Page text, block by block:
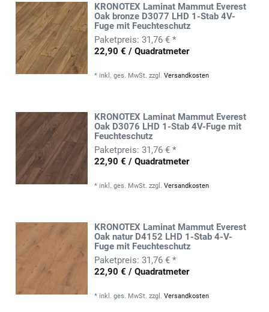
KRONOTEX Laminat Mammut Everest
Oak bronze D3077 LHD 1-Stab 4V-
Fuge mit Feuchteschutz
31,76 € *
22,90 € / Quadratmeter
* inkl. ges. MwSt. zzgl.Versandkosten
KRONOTEX Laminat Mammut Everest
Oak D3076 LHD 1-Stab 4V-Fuge mit
Feuchteschutz
31,76 € *
22,90 € / Quadratmeter
* inkl. ges. MwSt. zzgl.Versandkosten
KRONOTEX Laminat Mammut Everest
Oak natur D4152 LHD 1-Stab 4-V-
Fuge mit Feuchteschutz
31,76 € *
22,90 € / Quadratmeter
* inkl. ges. MwSt. zzgl.Versandkosten